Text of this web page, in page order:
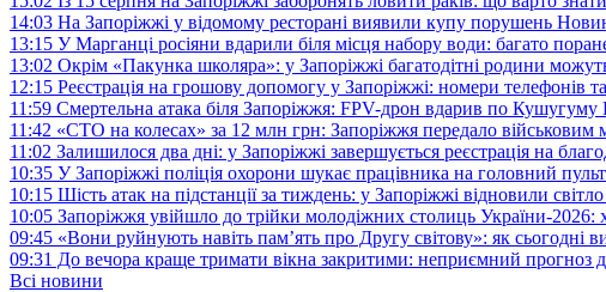
14:03 На Запоріжжі у відомому ресторані виявили купу порушень
13:15 У Марганці росіяни вдарили біля місця набору води: багато
13:02 Окрім «Пакунка школяра»: у Запоріжжі багатодітні родини
12:15 Реєстрація на грошову допомогу у Запоріжжі: номери телефонів
11:59 Смертельна атака біля Запоріжжя: FPV-дрон вдарив по Кушугуму
11:42 «СТО на колесах» за 12 млн грн: Запоріжжя передало
11:02 Залишилося два дні: у Запоріжжі завершується реєстрація на
10:35 У Запоріжжі поліція охорони шукає працівника на головний
10:15 Шість атак на підстанції за тиждень: у Запоріжжі відновили
10:05 Запоріжжя увійшло до трійки молодіжних столиць України-2026:
09:45 «Вони руйнують навіть пам’ять про Другу світову»: як сьогодні
09:31 До вечора краще тримати вікна закритими: неприємний прогноз
Всі новини